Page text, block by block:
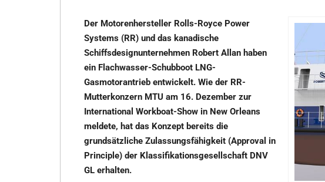
Der Motorenhersteller Rolls-Royce Power
Systems (RR) und das kanadische
Schiffsdesignunternehmen Robert Allan haben
ein Flachwasser-Schubboot LNG-
Gasmotorantrieb entwickelt. Wie der RR-
Mutterkonzern MTU am 16. Dezember zur
International Workboat-Show in New Orleans
meldete, hat das Konzept bereits die
grundsätzliche Zulassungsfähigkeit (Approval in
Principle) der Klassifikationsgesellschaft DNV
GL erhalten.